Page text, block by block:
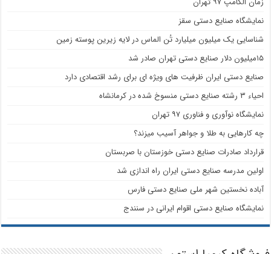
نمایشگاه صنایع دستی سقز
شناسایی یک میلیون میلیارد تُن الماس در لایه زیرین پوسته زمین
۱۵میلیون دلار صنایع دستی تهران صادر شد
صنایع دستی ایران ظرفیت های ویژه ای برای رشد اقتصادی دارد
احیاء ۳ رشته صنایع دستی منسوخ شده در کرمانشاه
نمایشگاه نوآوری و فناوری ۹۷ تهران
چه کارهایی به طلا و جواهر آسیب میزند؟
قرارداد صادرات صنایع دستی خوزستان با صربستان
اولین مدرسه صنایع دستی ایران راه اندازی شد
آباده نخستین شهر ملی صنایع دستی فارس
نمایشگاه صنایع دستی اقوام ایرانی در سنندج